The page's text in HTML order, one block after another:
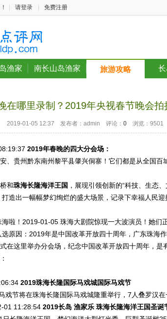
请登录 免费注册
渔家 南长山岛渔家 旅游攻略
在哪里录制？2019年央视春节晚会拍
2019-01-05 12:37 发布者：admin 评论： 0 浏览：9501
2019年春晚的四大分会场：
、贵州黔东南州黎平县肇兴侗寨！它们都是从全国百
和珠海长隆海洋王国 ，展现引领创新的“科技、生态
造出一幅幅梦幻绚烂的盛大场景，记录下幸福人民
啦！2019-01-05 珠海大剧院惊现一大波演员！她们
原因：2019年是中国改革开放四十周年，广东珠海
在这里举办分会场，纪念中国改革开放四十周年，是
2019珠海长隆国际马戏城国际马戏节
戏节将在珠海长隆国际马戏城隆重举行，7人叠罗汉
01 11:28:54 2019长岛 渔家乐 珠海长隆海洋王国圣诞